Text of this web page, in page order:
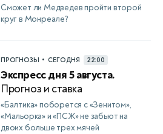
Сможет ли Медведев пройти второй
круг в Монреале?
ПРОГНОЗЫ • СЕГОДНЯ 22:00
Экспресс дня 5 августа.
Прогноз и ставка
«Балтика» поборется с «Зенитом»,
«Мальорка» и «ПСЖ» не забьют на
двоих больше трех мячей